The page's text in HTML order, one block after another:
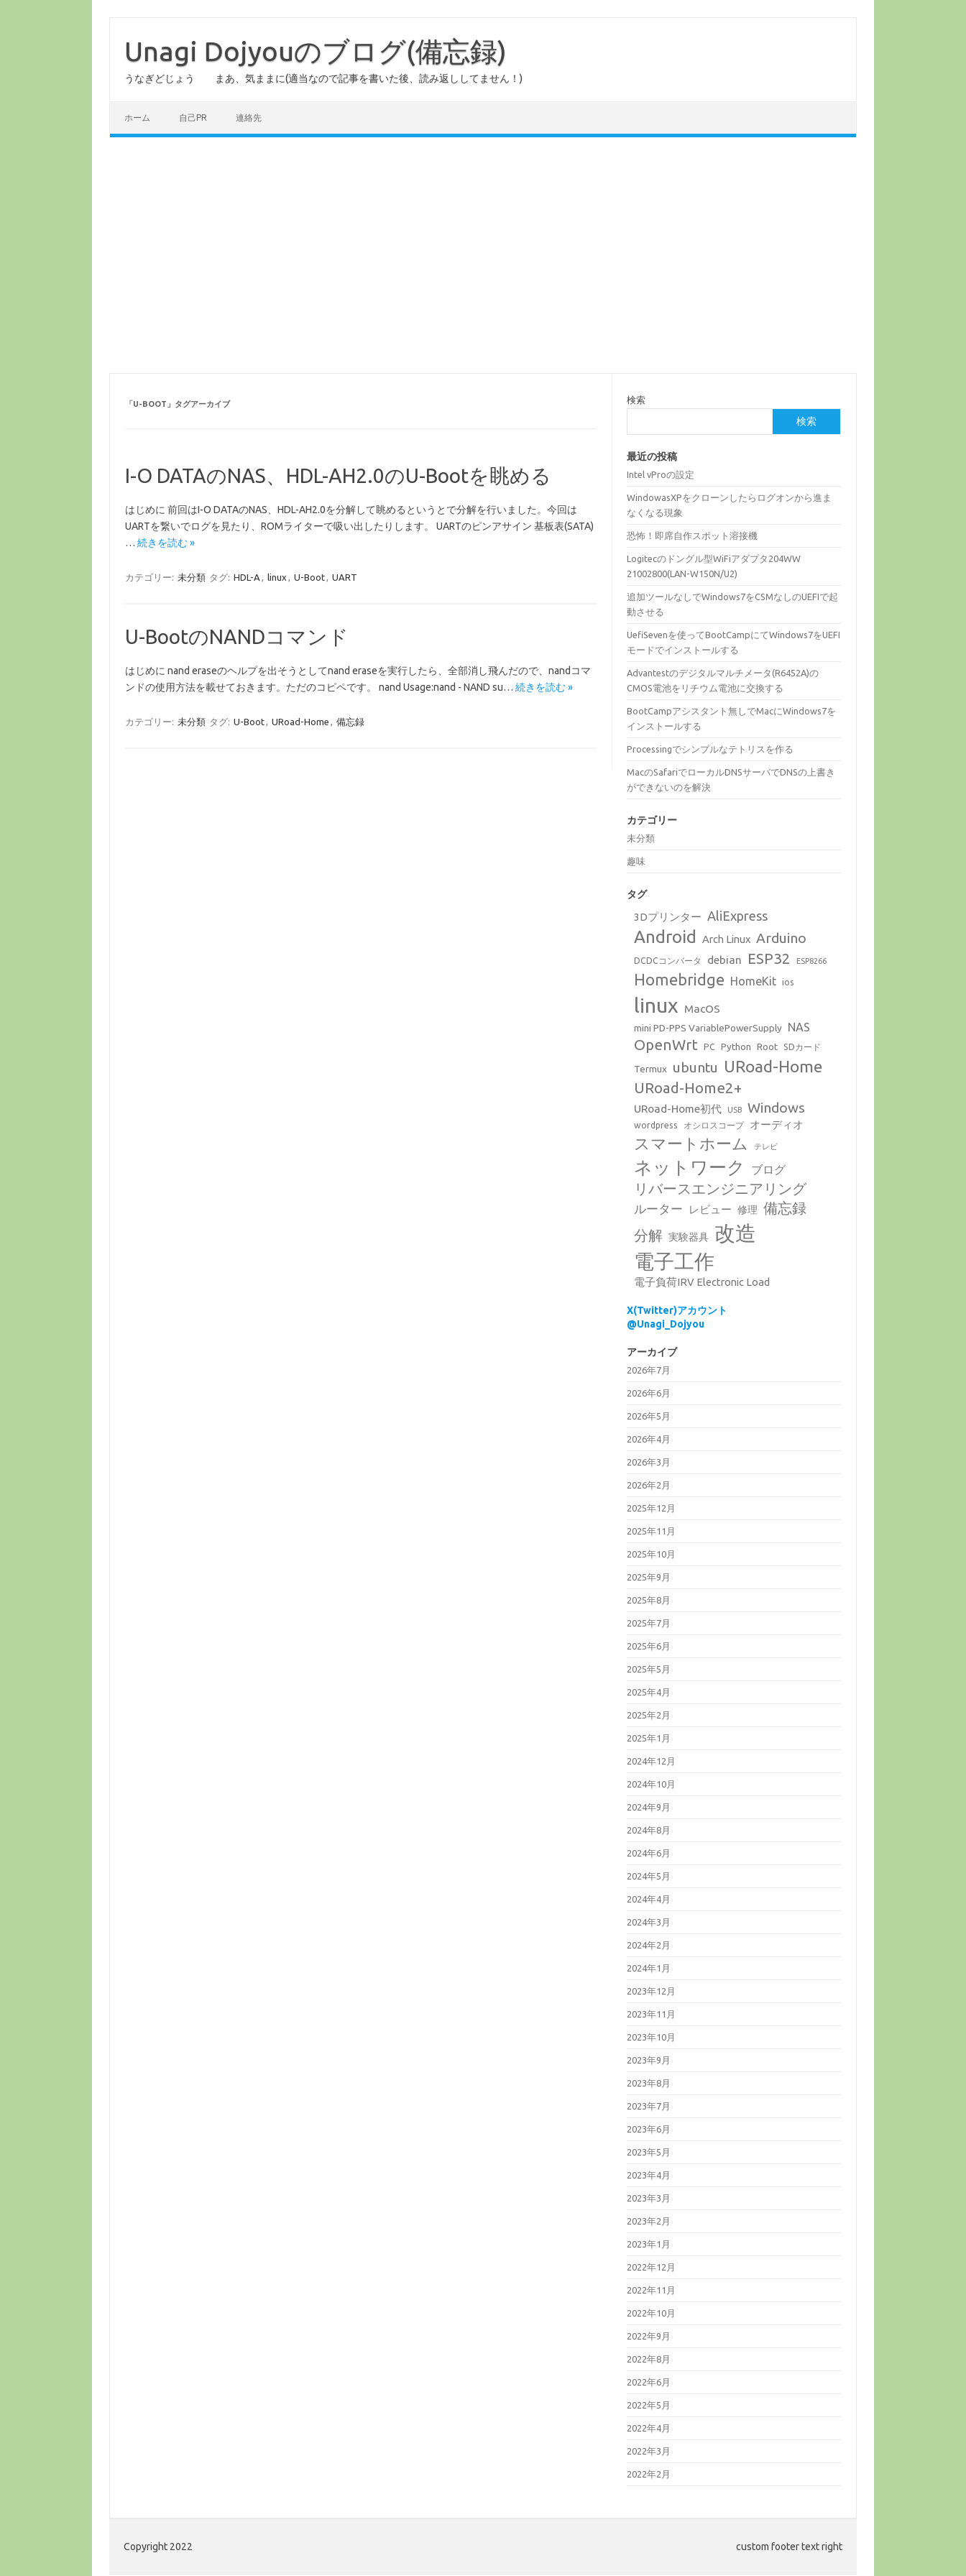
Unagi Dojyouのブログ(備忘録)
うなぎどじょう まあ、気ままに(適当なので記事を書いた後、読み返ししてません！)
ホーム 自己PR 連絡先
「U-BOOT 」タグアーカイブ
I-O DATAのNAS、HDL-AH2.0のU-Bootを眺める
はじめに 前回はI-O DATAのNAS、HDL-AH2.0を分解して眺めるというとで分解を行いました。今回は
UARTを繋いでログを見たり、ROMライターで吸い出したりします。 UARTのピンアサイン 基板表(SATA)
… 続きを読む »
カテゴリー: 未分類 タグ: HDL-A , linux , U-Boot, UART
U-BootのNANDコマンド
はじめに nand eraseのヘルプを出そうとしてnand eraseを実行したら、全部消し飛んだので、nandコマ
ンドの使用方法を載せておきます。ただのコピペです。 nand Usage:nand - NAND su… 続きを読む »
カテゴリー: 未分類 タグ: U-Boot, URoad-Home , 備忘録
検索
検索
最近の投稿
Intel vProの設定
WindowasXPをクローンしたらログオンから進ま
なくなる現象
恐怖！即席自作スポット溶接機
Logitecのドングル型WiFiアダプタ204WW
21002800(LAN-W150N/U2)
追加ツールなしでWindows7をCSMなしのUEFIで起
動させる
UefiSevenを使ってBootCampにてWindows7をUEFI
モードでインストールする
Advantestのデジタルマルチメータ(R6452A)の
CMOS電池をリチウム電池に交換する
BootCampアシスタント無しでMacにWindows7を
インストールする
Processingでシンプルなテトリスを作る
MacのSafariでローカルDNSサーバでDNSの上書き
ができないのを解決
カテゴリー
未分類
趣味
タグ
3Dプリンター AliExpress
Android Arch Linux Arduino
DCDCコンバータ debian ESP32 ESP8266
Homebridge HomeKit ios
linux MacOS
mini PD-PPS VariablePowerSupply NAS
OpenWrt PC Python Root SDカード
Termux ubuntu URoad-Home
URoad-Home2+
URoad-Home初代 USB Windows
wordpress オシロスコープ オーディオ
スマートホーム テレビ
ネットワーク ブログ
リバースエンジニアリング
ルーター レビュー 修理 備忘録
分解 実験器具 改造
電子工作
電子負荷IRV Electronic Load
X(Twitter)アカウント
@Unagi_Dojyou
アーカイブ
2026年7月
2026年6月
2026年5月
2026年4月
2026年3月
2026年2月
2025年12月
2025年11月
2025年10月
2025年9月
2025年8月
2025年7月
2025年6月
2025年5月
2025年4月
2025年2月
2025年1月
2024年12月
2024年10月
2024年9月
2024年8月
2024年6月
2024年5月
2024年4月
2024年3月
2024年2月
2024年1月
2023年12月
2023年11月
2023年10月
2023年9月
2023年8月
2023年7月
2023年6月
2023年5月
2023年4月
2023年3月
2023年2月
2023年1月
2022年12月
2022年11月
2022年10月
2022年9月
2022年8月
2022年6月
2022年5月
2022年4月
2022年3月
2022年2月
Copyright 2022 custom footer text right